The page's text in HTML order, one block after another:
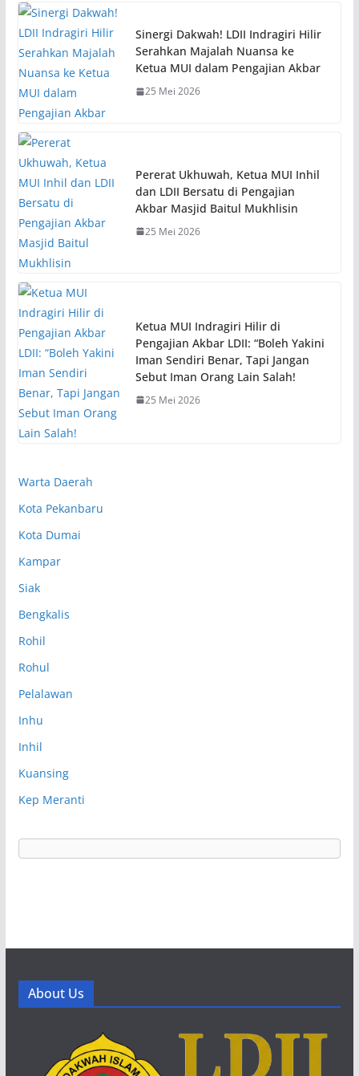
Sinergi Dakwah! LDII Indragiri Hilir
Serahkan Majalah Nuansa ke
Ketua MUI dalam Pengajian Akbar
25 Mei 2026
Pererat Ukhuwah, Ketua MUI Inhil
dan LDII Bersatu di Pengajian
Akbar Masjid Baitul Mukhlisin
25 Mei 2026
Ketua MUI Indragiri Hilir di
Pengajian Akbar LDII: “Boleh Yakini
Iman Sendiri Benar, Tapi Jangan
Sebut Iman Orang Lain Salah!
25 Mei 2026
Warta Daerah
Kota Pekanbaru
Kota Dumai
Kampar
Siak
Bengkalis
Rohil
Rohul
Pelalawan
Inhu
Inhil
Kuansing
Kep Meranti
About Us